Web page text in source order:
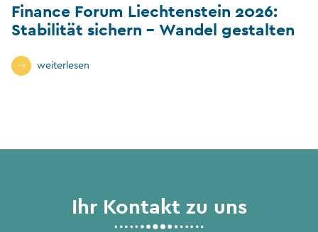
Finance Forum Liechtenstein 2026:
Stabilität sichern – Wandel gestalten
weiterlesen
Ihr Kontakt zu uns